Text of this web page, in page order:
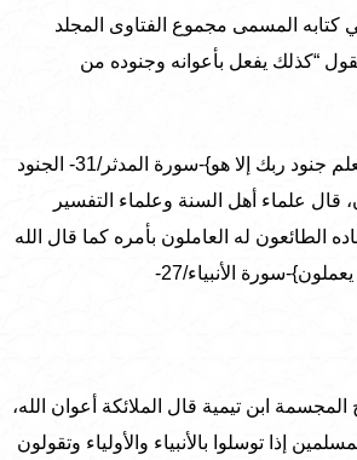
كتابه المسمى مجموع الفتاوى المجلد
صحيفة 507 يقول “كذلك يفعل بأعوانه وجنوده من
أما الآية الكريمة {وما يعلم جنود ربك إلا هو}-سورة المدثر/31- الجنود
قال علماء أهل السنة وعلماء التفسير
الطائعون له العاملون بأمره كما قال الله
سورة الأنبياء/27-
ابن تيمية قال الملائكة أعوان الله،
إذا توسلوا بالأنبياء والأولياء وتقولون